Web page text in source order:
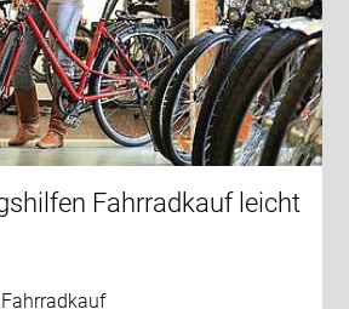
Fahrradkauf leicht